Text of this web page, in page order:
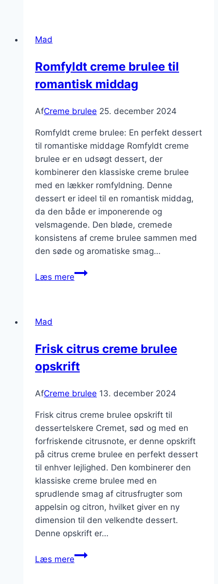
Mad
Romfyldt creme brulee til
romantisk middag
AfCreme brulee 25. december 2024
Romfyldt creme brulee: En perfekt dessert
til romantiske middage Romfyldt creme
brulee er en udsøgt dessert, der
kombinerer den klassiske creme brulee
med en lækker romfyldning. Denne
dessert er ideel til en romantisk middag,
da den både er imponerende og
velsmagende. Den bløde, cremede
konsistens af creme brulee sammen med
den søde og aromatiske smag…
Læs mereRomfyldt
Mad
Frisk citrus creme brulee
opskrift
AfCreme brulee 13. december 2024
Frisk citrus creme brulee opskrift til
dessertelskere Cremet, sød og med en
forfriskende citrusnote, er denne opskrift
på citrus creme brulee en perfekt dessert
til enhver lejlighed. Den kombinerer den
klassiske creme brulee med en
sprudlende smag af citrusfrugter som
appelsin og citron, hvilket giver en ny
dimension til den velkendte dessert.
Denne opskrift er…
Læs mereFrisk